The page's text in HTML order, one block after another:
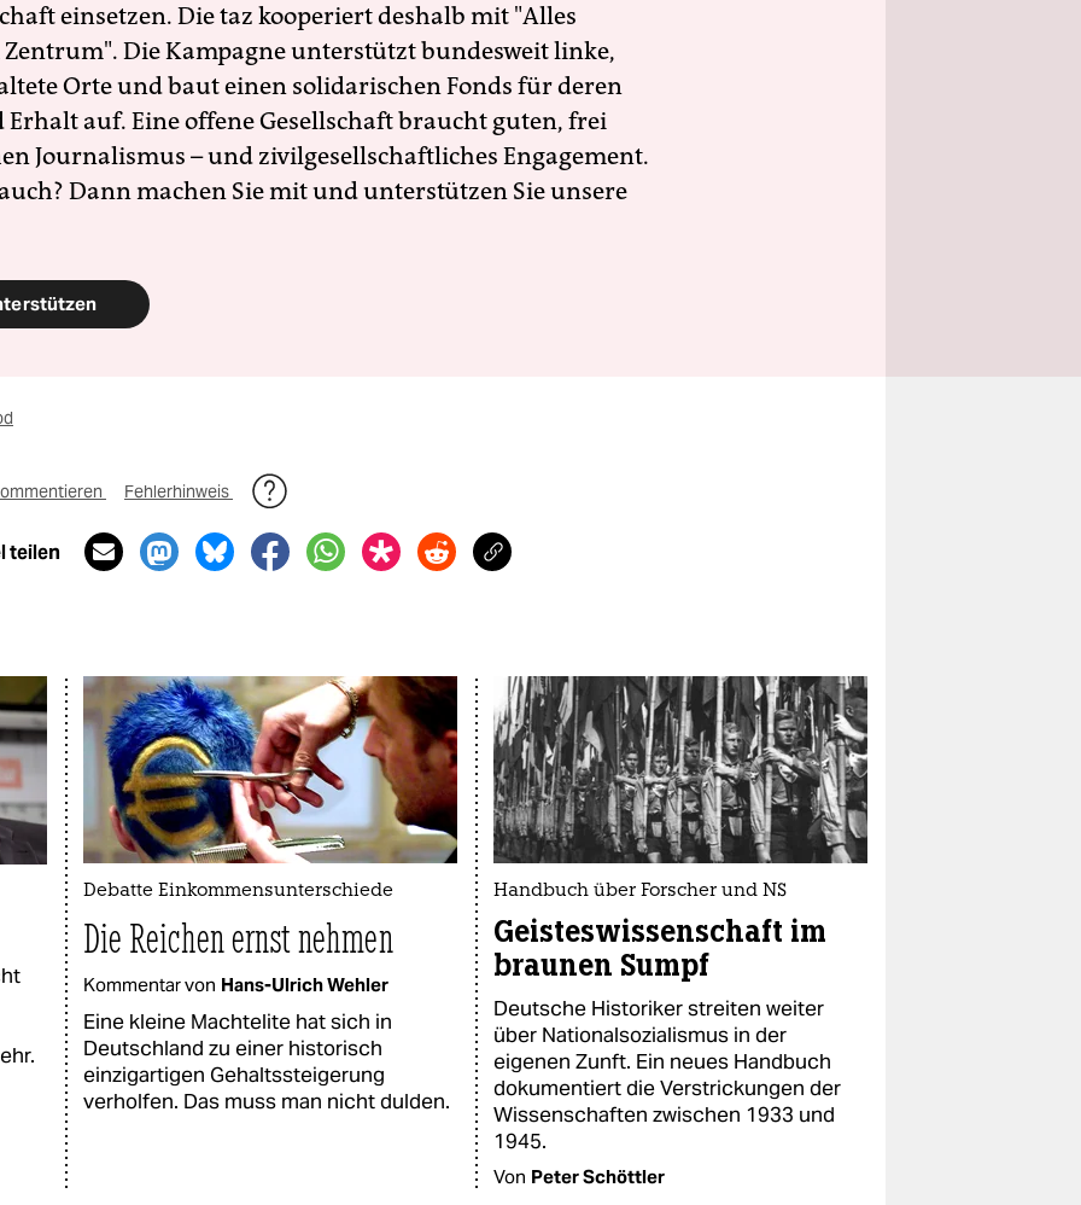
einsetzen. Die taz kooperiert deshalb mit "Alles
Die Kampagne unterstützt bundesweit linke,
Orte und baut einen solidarischen Fonds für deren
Erhalt auf. Eine offene Gesellschaft braucht guten, frei
Journalismus – und zivilgesellschaftliches Engagement.
Dann machen Sie mit und unterstützen Sie unsere
Fehlerhinweis
teilen
Debatte Einkommensunterschiede
Die Reichen ernst nehmen
Kommentar von Hans-Ulrich Wehler
Eine kleine Machtelite hat sich in
Deutschland zu einer historisch
einzigartigen Gehaltssteigerung
verholfen. Das muss man nicht dulden.
Handbuch über Forscher und NS
Geisteswissenschaft im
braunen Sumpf
Deutsche Historiker streiten weiter
über Nationalsozialismus in der
eigenen Zunft. Ein neues Handbuch
dokumentiert die Verstrickungen der
Wissenschaften zwischen 1933 und
1945.
Von Peter Schöttler